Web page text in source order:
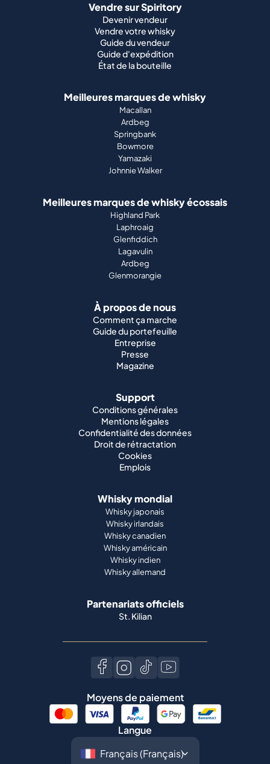
Vendre sur Spiritory
Devenir vendeur
Vendre votre whisky
Guide du vendeur
Guide d'expédition
État de la bouteille
Meilleures marques de whisky
Macallan
Ardbeg
Springbank
Bowmore
Yamazaki
Johnnie Walker
Meilleures marques de whisky écossais
Highland Park
Laphroaig
Glenfiddich
Lagavulin
Ardbeg
Glenmorangie
À propos de nous
Comment ça marche
Guide du portefeuille
Entreprise
Presse
Magazine
Support
Conditions générales
Mentions légales
Confidentialité des données
Droit de rétractation
Cookies
Emplois
Whisky mondial
Whisky japonais
Whisky irlandais
Whisky canadien
Whisky américain
Whisky indien
Whisky allemand
Partenariats officiels
St. Kilian
Moyens de paiement
Langue